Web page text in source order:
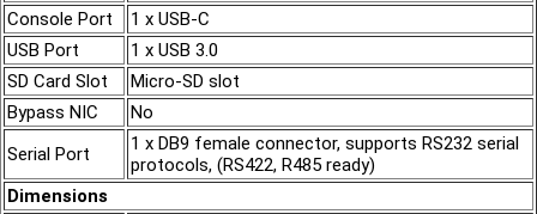
Console Port
1 x USB-C
USB Port
1 x USB 3.0
SD Card Slot
Micro-SD slot
Bypass NIC
No
Serial Port
1 x DB9 female connector, supports RS232 serial
protocols, (RS422, R485 ready)
Dimensions